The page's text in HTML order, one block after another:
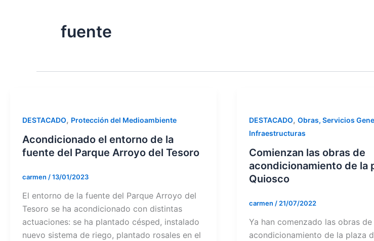
fuente
DESTACADO, Protección del Medioambiente
Acondicionado el entorno de la
fuente del Parque Arroyo del Tesoro
carmen /13/01/2023
El entorno de la fuente del Parque Arroyo del
Tesoro se ha acondicionado con distintas
actuaciones: se ha plantado césped, instalado
nuevo sistema de riego, plantado rosales en el
DESTACADO, Obras, Servicios
Infraestructuras
Comienzan las obras de
acondicionamiento de la
Quiosco
carmen / 21/07/2022
Ya han comenzado las obras de
acondicionamiento de la plaza